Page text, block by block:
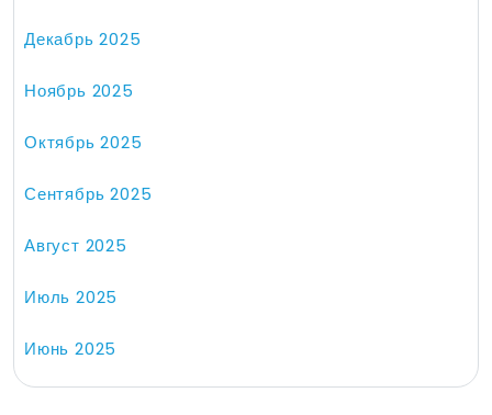
Декабрь 2025
Ноябрь 2025
Октябрь 2025
Сентябрь 2025
Август 2025
Июль 2025
Июнь 2025